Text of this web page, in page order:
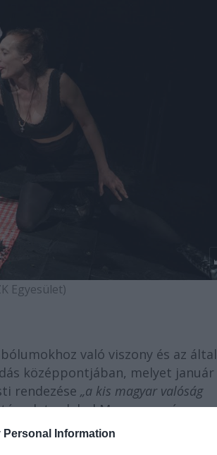
Personal Information
Egyesület)
való viszony és az
középpontjában, melyet január
rendezése „a kis magyar valóság
valahol Magyarországon
és nyilvános vezeklésre
és ez számos